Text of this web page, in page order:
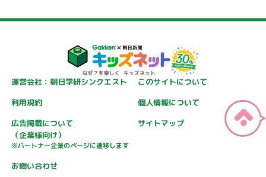
運営会社：朝日学研シンクエスト
このサイトについて
利用規約
個人情報について
広告掲載について
（企業様向け）
※パートナー企業のページに遷移します
サイトマップ
お問い合わせ